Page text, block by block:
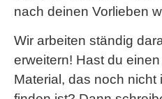
nach deinen Vorlieben
Wir arbeiten ständig
erweitern! Hast du
Material, das noch nicht